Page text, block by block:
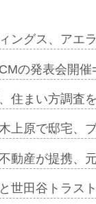
ングス、アエ
の発表会開
住まい方調査
上原で邸宅、
動産が提携、
世田谷トラス